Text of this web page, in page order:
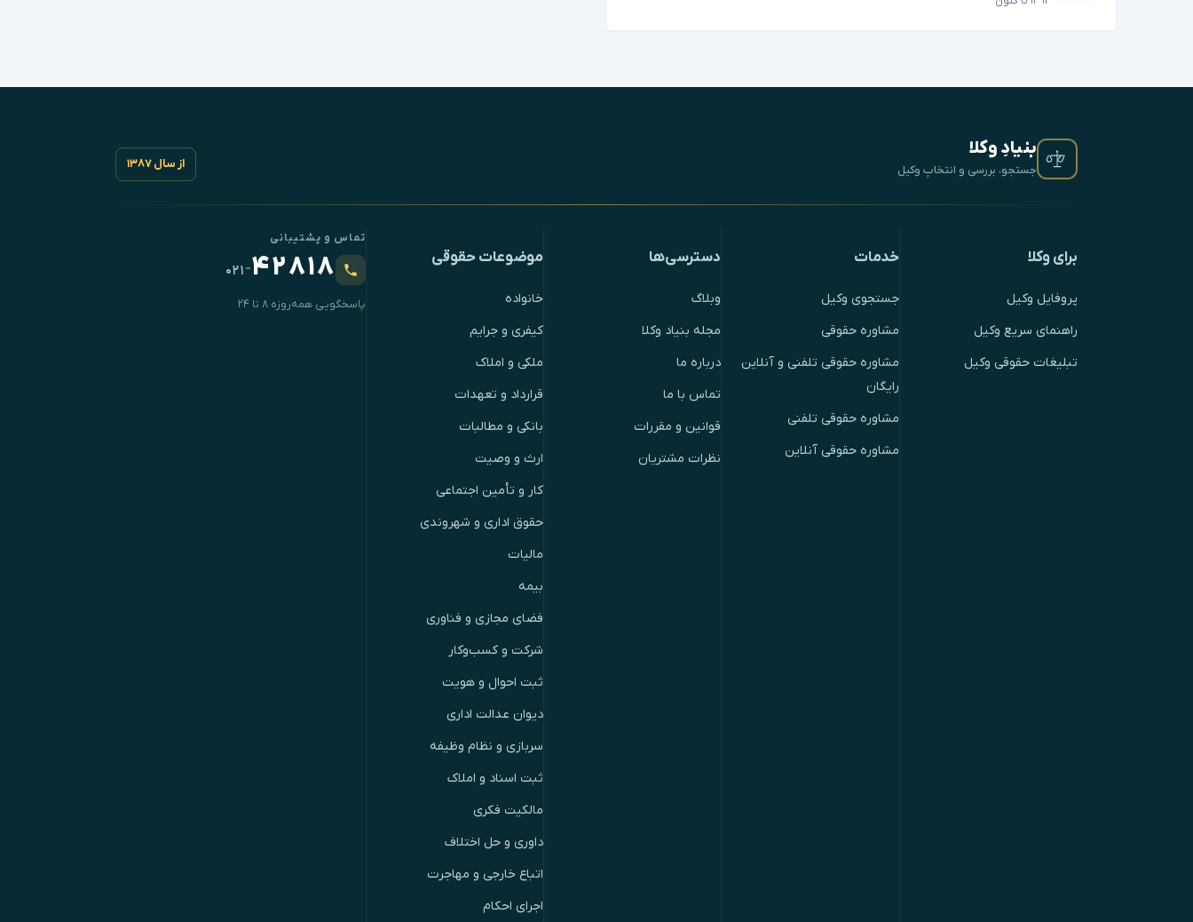
بنیادِ وکلا
جستجو، بررسی و انتخابِ وکیل از سال ۱۳۸۷
برای وکلا
پروفایل وکیل
راهنمای سریع وکیل
تبلیغات حقوقی وکیل
خدمات
جستجوی وکیل
مشاوره حقوقی
مشاوره حقوقی تلفنی و آنلاین
رایگان
مشاوره حقوقی تلفنی
مشاوره حقوقی آنلاین
دسترسی‌ها
وبلاگ
مجله بنیاد وکلا
درباره ما
تماس با ما
قوانین و مقررات
نظرات مشتریان
موضوعات حقوقی
خانواده
کیفری و جرایم
ملکی و املاک
قرارداد و تعهدات
بانکی و مطالبات
ارث و وصیت
کار و تأمین اجتماعی
حقوق اداری و شهروندی
مالیات
بیمه
فضای مجازی و فناوری
شرکت و کسب‌وکار
ثبت احوال و هویت
دیوان عدالت اداری
سربازی و نظام وظیفه
ثبت اسناد و املاک
مالکیت فکری
داوری و حل اختلاف
اتباع خارجی و مهاجرت
اجرای احکام
تماس و پشتیبانی
۴۲۸۱۸-۰۲۱
پاسخگویی همه‌روزه ۸ تا ۲۴